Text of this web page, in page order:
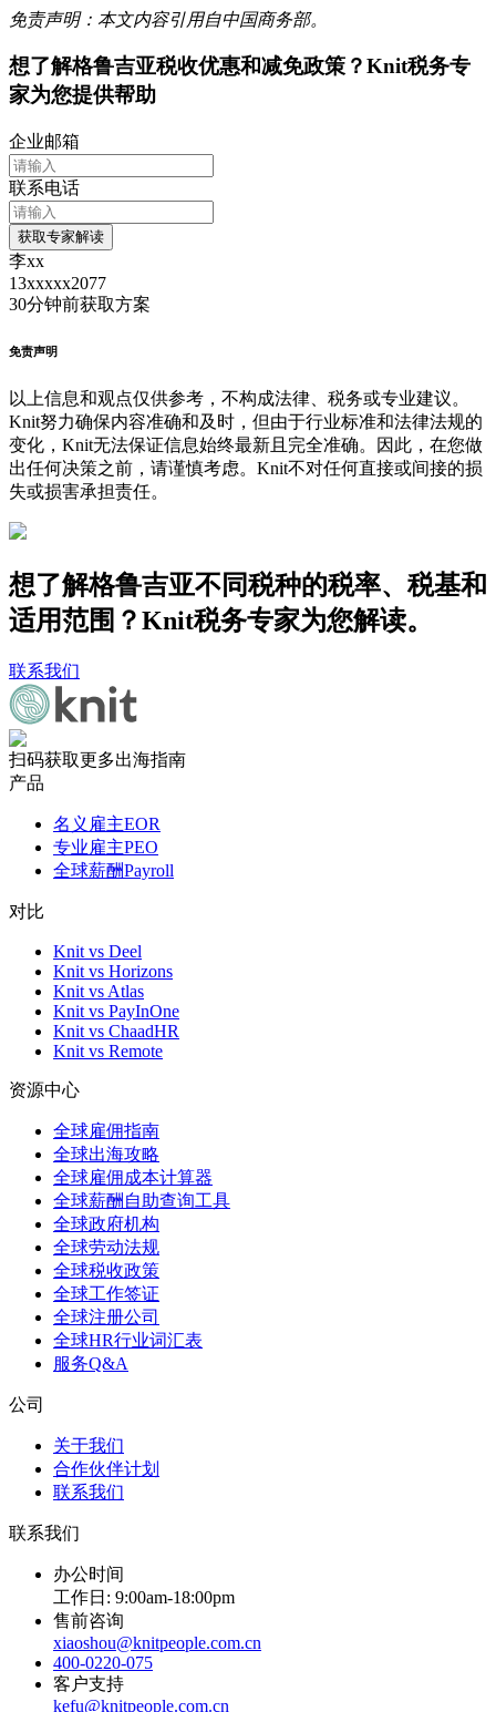
免责声明：本文内容引用自中国商务部。
想了解格鲁吉亚税收优惠和减免政策？Knit税务专
家为您提供帮助
企业邮箱
联系电话
获取专家解读
李xx
13xxxxx2077
30分钟前获取方案
免责声明
以上信息和观点仅供参考，不构成法律、税务或专业建议。
Knit努力确保内容准确和及时，但由于行业标准和法律法规的
变化，Knit无法保证信息始终最新且完全准确。因此，在您做
出任何决策之前，请谨慎考虑。Knit不对任何直接或间接的损
失或损害承担责任。
想了解格鲁吉亚不同税种的税率、税基和
适用范围？Knit税务专家为您解读。
联系我们
扫码获取更多出海指南
产品
名义雇主EOR
专业雇主PEO
全球薪酬Payroll
对比
Knit vs Deel
Knit vs Horizons
Knit vs Atlas
Knit vs PayInOne
Knit vs ChaadHR
Knit vs Remote
资源中心
全球雇佣指南
全球出海攻略
全球雇佣成本计算器
全球薪酬自助查询工具
全球政府机构
全球劳动法规
全球税收政策
全球工作签证
全球注册公司
全球HR行业词汇表
服务Q&A
公司
关于我们
合作伙伴计划
联系我们
联系我们
办公时间
工作日: 9:00am-18:00pm
售前咨询
xiaoshou@knitpeople.com.cn
400-0220-075
客户支持
kefu@knitpeople.com.cn